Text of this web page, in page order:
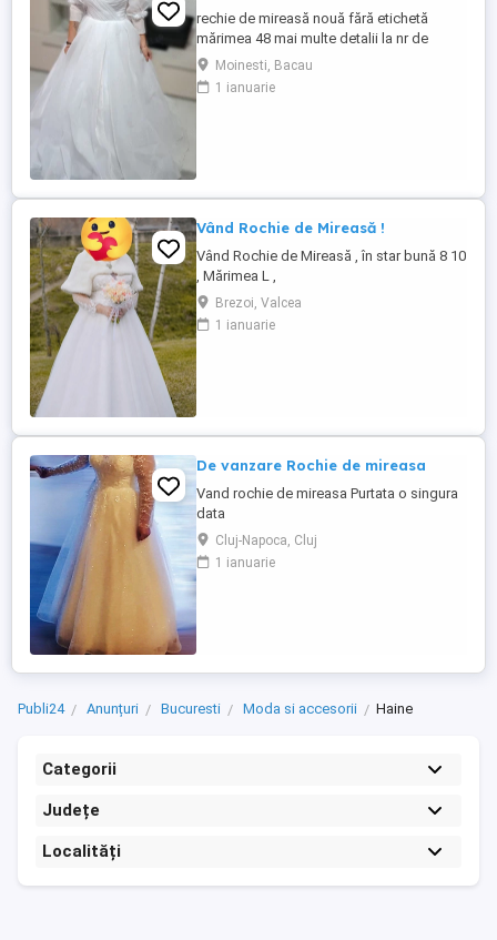
rechie de mireasă nouă fără etichetă
mărimea 48 mai multe detalii la nr de
telefonMoinesti, Bacau
1 ianuarie
Vând Rochie de Mireasă !
Vând Rochie de Mireasă , în star bună 8 10
, Mărimea L ,
Brezoi, Valcea
1 ianuarie
De vanzare Rochie de mireasa
Vand rochie de mireasa Purtata o singura
data
Cluj-Napoca, Cluj
1 ianuarie
Publi24 Anunțuri Bucuresti Moda si accesorii Haine
Categorii
Județe
Localități